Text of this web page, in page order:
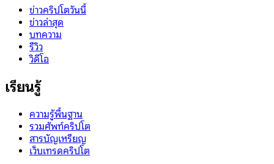
ข่าวคริปโตวันนี้
ข่าวล่าสุด
บทความ
รีวิว
วิดีโอ
เรียนรู้
ความรู้พื้นฐาน
รวมศัพท์คริปโต
สารบัญเหรียญ
เว็บเทรดคริปโต